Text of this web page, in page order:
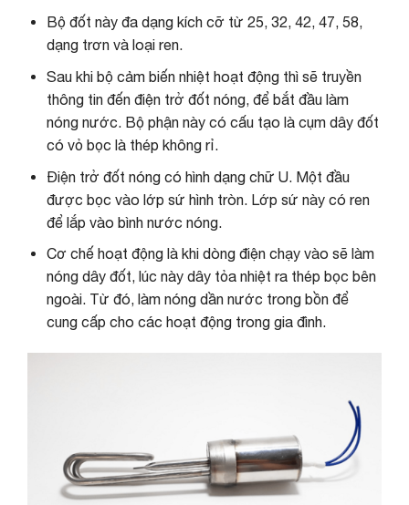
Bộ đốt này đa dạng kích cỡ từ 25, 32, 42, 47, 58,
dạng trơn và loại ren.
Sau khi bộ cảm biến nhiệt hoạt động thì sẽ truyền
thông tin đến điện trở đốt nóng, để bắt đầu làm
nóng nước. Bộ phận này có cấu tạo là cụm dây đốt
có vỏ bọc là thép không rỉ.
Điện trở đốt nóng có hình dạng chữ U. Một đầu
được bọc vào lớp sứ hình tròn. Lớp sứ này có ren
để lắp vào bình nước nóng.
Cơ chế hoạt động là khi dòng điện chạy vào sẽ làm
nóng dây đốt, lúc này dây tỏa nhiệt ra thép bọc bên
ngoài. Từ đó, làm nóng dần nước trong bồn để
cung cấp cho các hoạt động trong gia đình.